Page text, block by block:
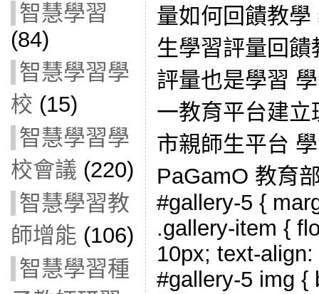
智慧學習
(84)
智慧學習學
校 (15)
智慧學習學
校會議 (220)
智慧學習教
師增能 (106)
智慧學習種
量如何回饋教
生學習評量回
評量也是學習
一教育平台建
市親師生平台
PaGamO 教育
#gallery-5 {
.gallery-item {
10px; text-
#gallery-5 img {